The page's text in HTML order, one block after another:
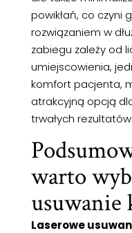
powikłań, co czyni
rozwiązaniem w
zabiegu zależy od
umiejscowienia,
komfort pacjenta,
atrakcyjną opcją
trwałych rezultatów.
warto
usuwanie
Laserowe